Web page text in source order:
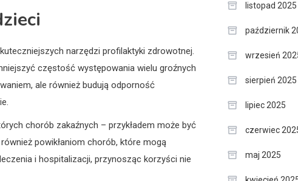
narzędzi profilaktyki zdrowotnej.
częstość występowania wielu groźnych
ale również budują odporność
chorób zakaźnych – przykładem może być
powikłaniom chorób, które mogą
i hospitalizacji, przynosząc korzyści nie
listopad 2025
październik
wrzesień
sierpień 2025
lipiec 2025
czerwiec
maj 2025